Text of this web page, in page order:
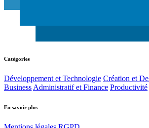
Catégories
Développement et Technologie Création et
Business Administratif et Finance Productivité
En savoir plus